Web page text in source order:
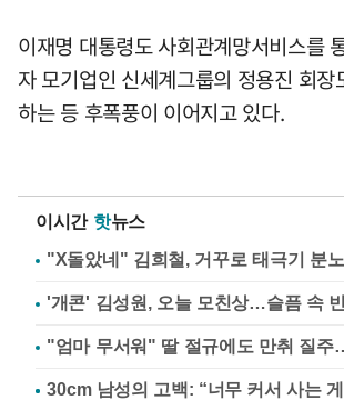
이재명 대통령도 사회관계망서비스를
자 모기업인 신세계그룹의 정용진 회장
하는 등 후폭풍이 이어지고 있다.
이시간 핫뉴스
"X돌았네" 김희철, 거꾸로 태극기 분
'개콘' 김성원, 오늘 모친상…슬픔 속
"엄마 무서워" 딸 절규에도 만취 질주